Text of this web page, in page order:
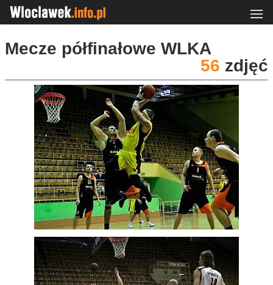
Mecze półfinałowe WLKA
56 zdjęć